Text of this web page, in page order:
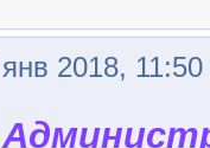
2018, 11:50